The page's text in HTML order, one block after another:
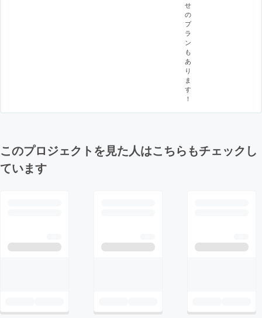
せ
の
プ
ラ
ン
も
あ
り
ま
す
！
このプロジェクトを見た人はこちらもチェックし
ています